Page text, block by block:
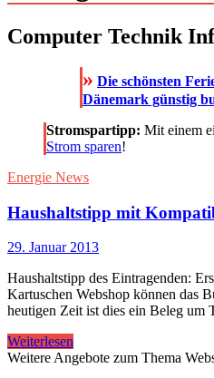
Computer Technik
» Die schönsten
Dänemark günstig
Stromspartipp: Mit einem
Strom sparen!
Energie News
Haushaltstipp mit
29. Januar 2013
Haushaltstipp des Eintragenden:
Kartuschen Webshop können das
heutigen Zeit ist dies ein Beleg um
Weiterlesen
Weitere Angebote zum Thema